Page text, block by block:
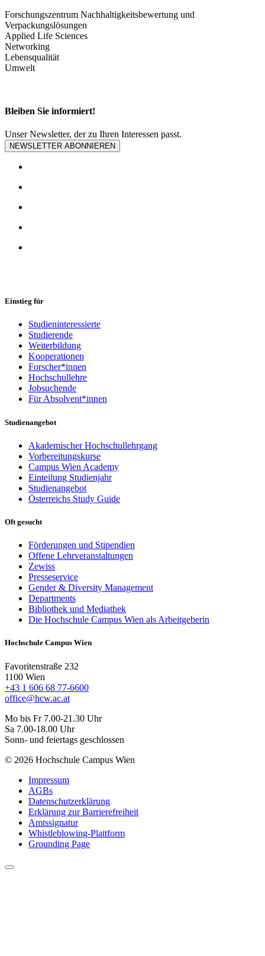
Forschungszentrum Nachhaltigkeitsbewertung und
Verpackungslösungen
Applied Life Sciences
Networking
Lebensqualität
Umwelt
Bleiben Sie informiert!
Unser Newsletter, der zu Ihren Interessen passt.
NEWSLETTER ABONNIEREN
Einstieg für
Studieninteressierte
Studierende
Weiterbildung
Kooperationen
Forscher*innen
Hochschullehre
Jobsuchende
Für Absolvent*innen
Studienangebot
Akademischer Hochschullehrgang
Vorbereitungskurse
Campus Wien Academy
Einteilung Studienjahr
Studienangebot
Österreichs Study Guide
Oft gesucht
Förderungen und Stipendien
Offene Lehrveranstaltungen
Zewiss
Presseservice
Gender & Diversity Management
Departments
Bibliothek und Mediathek
Die Hochschule Campus Wien als Arbeitgeberin
Hochschule Campus Wien
Favoritenstraße 232
1100 Wien
+43 1 606 68 77-6600
office@hcw.ac.at
Mo bis Fr 7.00-21.30 Uhr
Sa 7.00-18.00 Uhr
Sonn- und feiertags geschlossen
© 2026 Hochschule Campus Wien
Impressum
AGBs
Datenschutzerklärung
Erklärung zur Barrierefreiheit
Amtssignatur
Whistleblowing-Plattform
Grounding Page